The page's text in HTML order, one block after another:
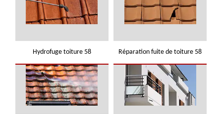
Hydrofuge toiture 58 Réparation fuite de toiture 58